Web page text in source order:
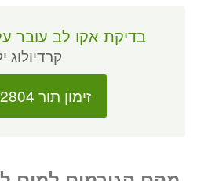
בדיקת אקו לב עובר
קרדיולוג
זימון תור 03-7712804